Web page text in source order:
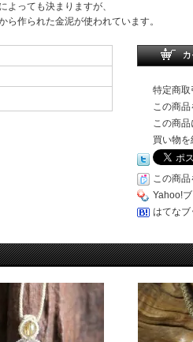
っても決まりますが、
作られた金泥が使われています。
特定商取
この商
この商
買い物を
この商品
Yahoo!
はてなブ